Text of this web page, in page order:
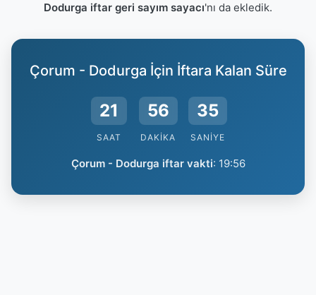
Dodurga iftar geri sayım sayacı'nı da ekledik.
Çorum - Dodurga İçin İftara Kalan Süre
21
SAAT
56
DAKIKA
35
SANIYE
Çorum - Dodurga iftar vakti: 19:56